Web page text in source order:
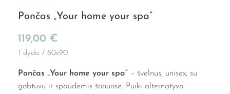
Pončas „Your home your spa”
119,00 €
1 dydis / 80x90
Pončas „Your home your spa“ – švelnus, unisex, su
gobtuvu ir spaudėmis šonuose. Puiki alternatyva